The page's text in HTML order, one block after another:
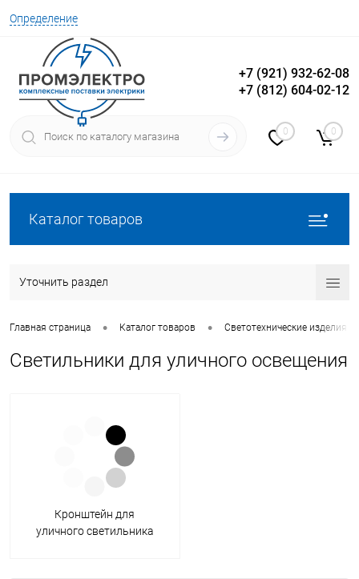
Определение
Вход Регистрация
+7 (921) 932-62-08
+7 (812) 604-02-12
0 0
Каталог товаров
Уточнить раздел
Главная страница • Каталог товаров • Светотехнические изделия
Светильники для уличного освещения
Кронштейн для
уличного светильника